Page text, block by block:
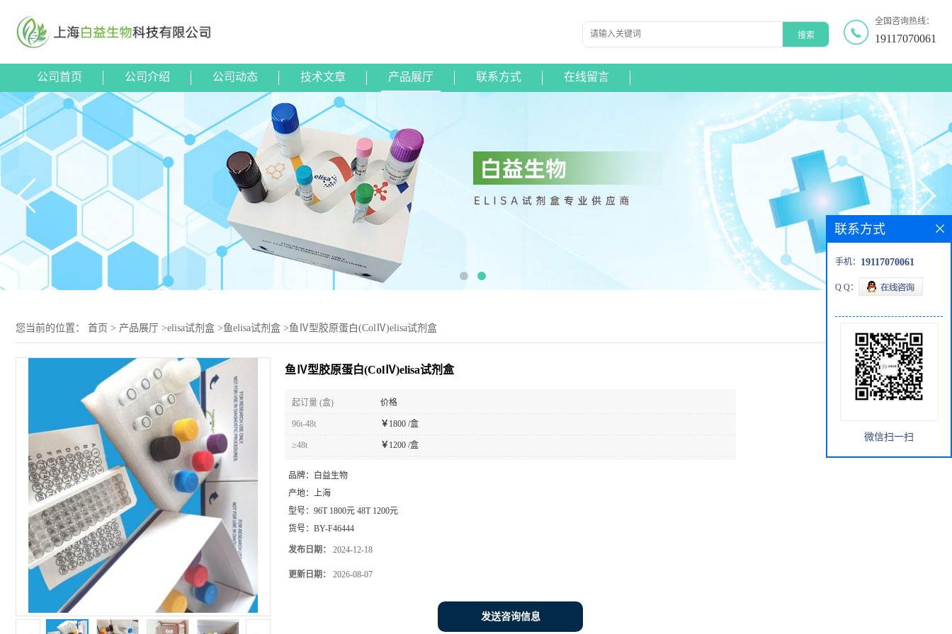
全国咨询热线：
19117070061
公司首页 公司介绍 公司动态 技术文章 产品展厅 联系方式 在线留言
您当前的位置： 首页 > 产品展厅 >elisa试剂盒 >鱼elisa试剂盒 >鱼Ⅳ型胶原蛋白(ColⅣ)elisa试剂盒
鱼Ⅳ型胶原蛋白(ColⅣ)elisa试剂盒
起订量 (盒) 价格
96t-48t ￥ 1800 /盒
≥48t ￥ 1200 /盒
品牌：
白益生物
产地： 上海
型号： 96T 1800元 48T 1200元
货号： BY-F46444
发布日期： 2024-12-18
更新日期： 2026-08-07
发送咨询信息
联系方式
手机： 19117070061
Q Q：
微信扫一扫